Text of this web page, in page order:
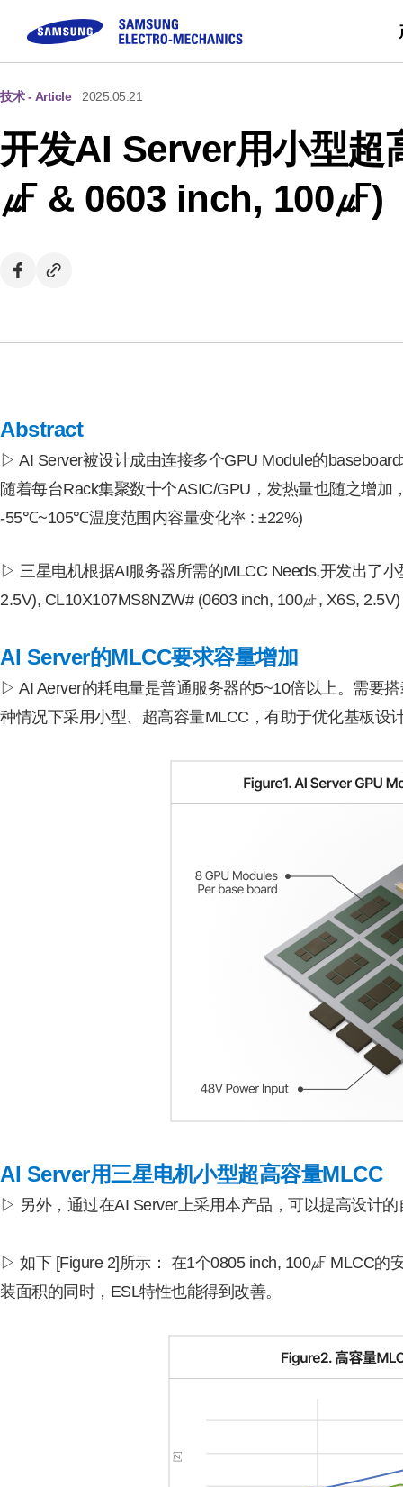
被动元件
MLCC
Chip Resistor
Camera Module
FAQ
Buy
三星电机介绍
CEO留信
使命 & 愿景
技术 - Article 2025.05.21
开发AI Server用小型超
㎌ & 0603 inch, 100㎌)
Abstract
▷ AI Server被设计成由连接多个GPU Module的
随着每台Rack集聚数十个ASIC/GPU，发热量也随之增
-55℃~105℃温度范围内容量变化率 : ±22%)
▷ 三星电机根据AI服务器所需的MLCC Needs,开发出了
2.5V), CL10X107MS8NZW# (0603 inch, 100㎌, X6S,
AI Server的MLCC要求容量增加
▷ AI Aerver的耗电量是普通服务器的5~10倍以上。需要
种情况下采用小型、超高容量MLCC，有助于优化基板设
AI Server用三星电机小型超高容量MLCC
▷ 另外，通过在AI Server上采用本产品，可以提高设计
▷ 如下 [Figure 2]所示： 在1个0805 inch, 100㎌ MLCC的
装面积的同时，ESL特性也能得到改善。